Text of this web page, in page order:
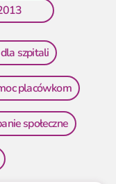
szpitali
placówkom
społeczne